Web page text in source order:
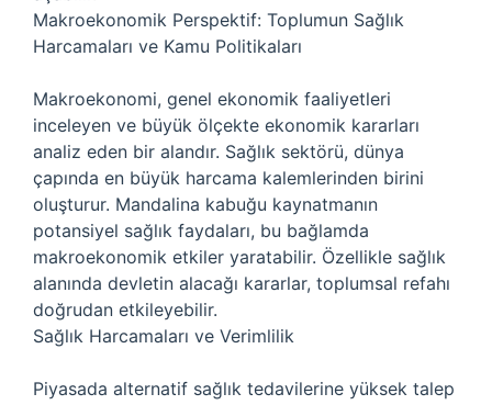
Makroekonomik Perspektif: Toplumun Sağlık
Harcamaları ve Kamu Politikaları
Makroekonomi, genel ekonomik faaliyetleri
inceleyen ve büyük ölçekte ekonomik kararları
analiz eden bir alandır. Sağlık sektörü, dünya
çapında en büyük harcama kalemlerinden birini
oluşturur. Mandalina kabuğu kaynatmanın
potansiyel sağlık faydaları, bu bağlamda
makroekonomik etkiler yaratabilir. Özellikle sağlık
alanında devletin alacağı kararlar, toplumsal refahı
doğrudan etkileyebilir.
Sağlık Harcamaları ve Verimlilik
Piyasada alternatif sağlık tedavilerine yüksek talep